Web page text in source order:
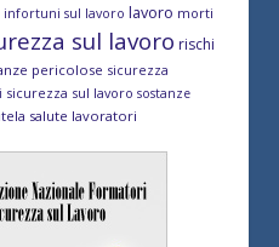
infortuni sul lavoro lavoro morti
sul lavoro rischi
pericolose sicurezza
sicurezza sul lavoro sostanze
salute lavoratori